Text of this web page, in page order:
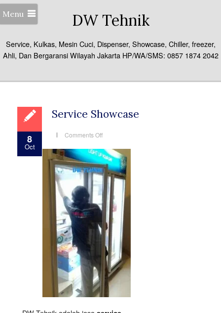
Menu DW Tehnik
Service, Kulkas, Mesin Cuci, Dispenser, Showcase, Chiller, freezer,
Ahli, Dan Bergaransi Wilayah Jakarta HP/WA/SMS: 0857 1874 2042
8
Oct
Service Showcase
Comments Offon